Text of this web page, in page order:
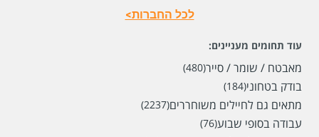
לכל החברות>
עוד תחומים מעניינים:
מאבטח / שומר / סייר(480)
בודק בטחוני(184)
מתאים גם לחיילים משוחררים(2237)
עבודה בסופי שבוע(76)